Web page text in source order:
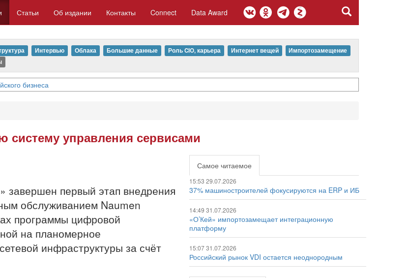
Статьи Об издании Контакты Connect Data Award
Интервью Облака Большие данные Роль CIO, карьера Интернет вещей
Импортозамещение
бизнеса
систему управления сервисами
завершен первый этап внедрения
обслуживанием Naumen
программы цифровой
на планомерное
инфраструктуры за счёт
Самое читаемое
15:53 29.07.2026
37% машиностроителей фокусируются на ERP и ИБ
14:49 31.07.2026
«О’Кей» импортозамещает интеграционную
платформу
15:07 31.07.2026
Российский рынок VDI остается неоднородным